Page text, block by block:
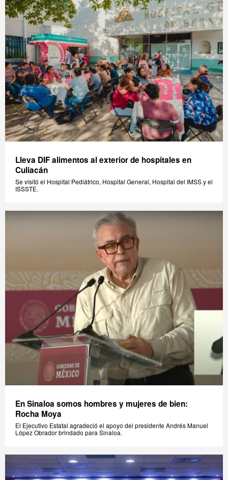
Lleva DIF alimentos al exterior de hospitales en
Culiacán
Se visitó el Hospital Pediátrico, Hospital General, Hospital del IMSS y el
ISSSTE.
En Sinaloa somos hombres y mujeres de bien:
Rocha Moya
El Ejecutivo Estatal agradeció el apoyo del presidente Andrés Manuel
López Obrador brindado para Sinaloa.